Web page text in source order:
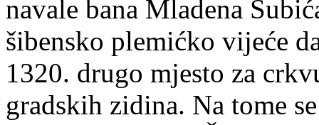
navale bana Mladena
šibensko plemićko vijeće
1320. drugo mjesto za
gradskih zidina. Na tome